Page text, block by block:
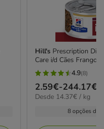
Hill's Prescription
Care i/d Cães Frango
4.9
estrelas
com
avaliações
4.9(8)
Preço
de
2.59€-244.17€
14.37€
Desde 14.37€ / kg
8 opções de